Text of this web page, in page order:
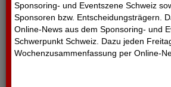
Sponsoring- und Eventszene Schweiz
Sponsoren bzw. Entscheidungsträgern.
Online-News aus dem Sponsoring- und
Schwerpunkt Schweiz. Dazu jeden
Wochenzusammenfassung per Online-